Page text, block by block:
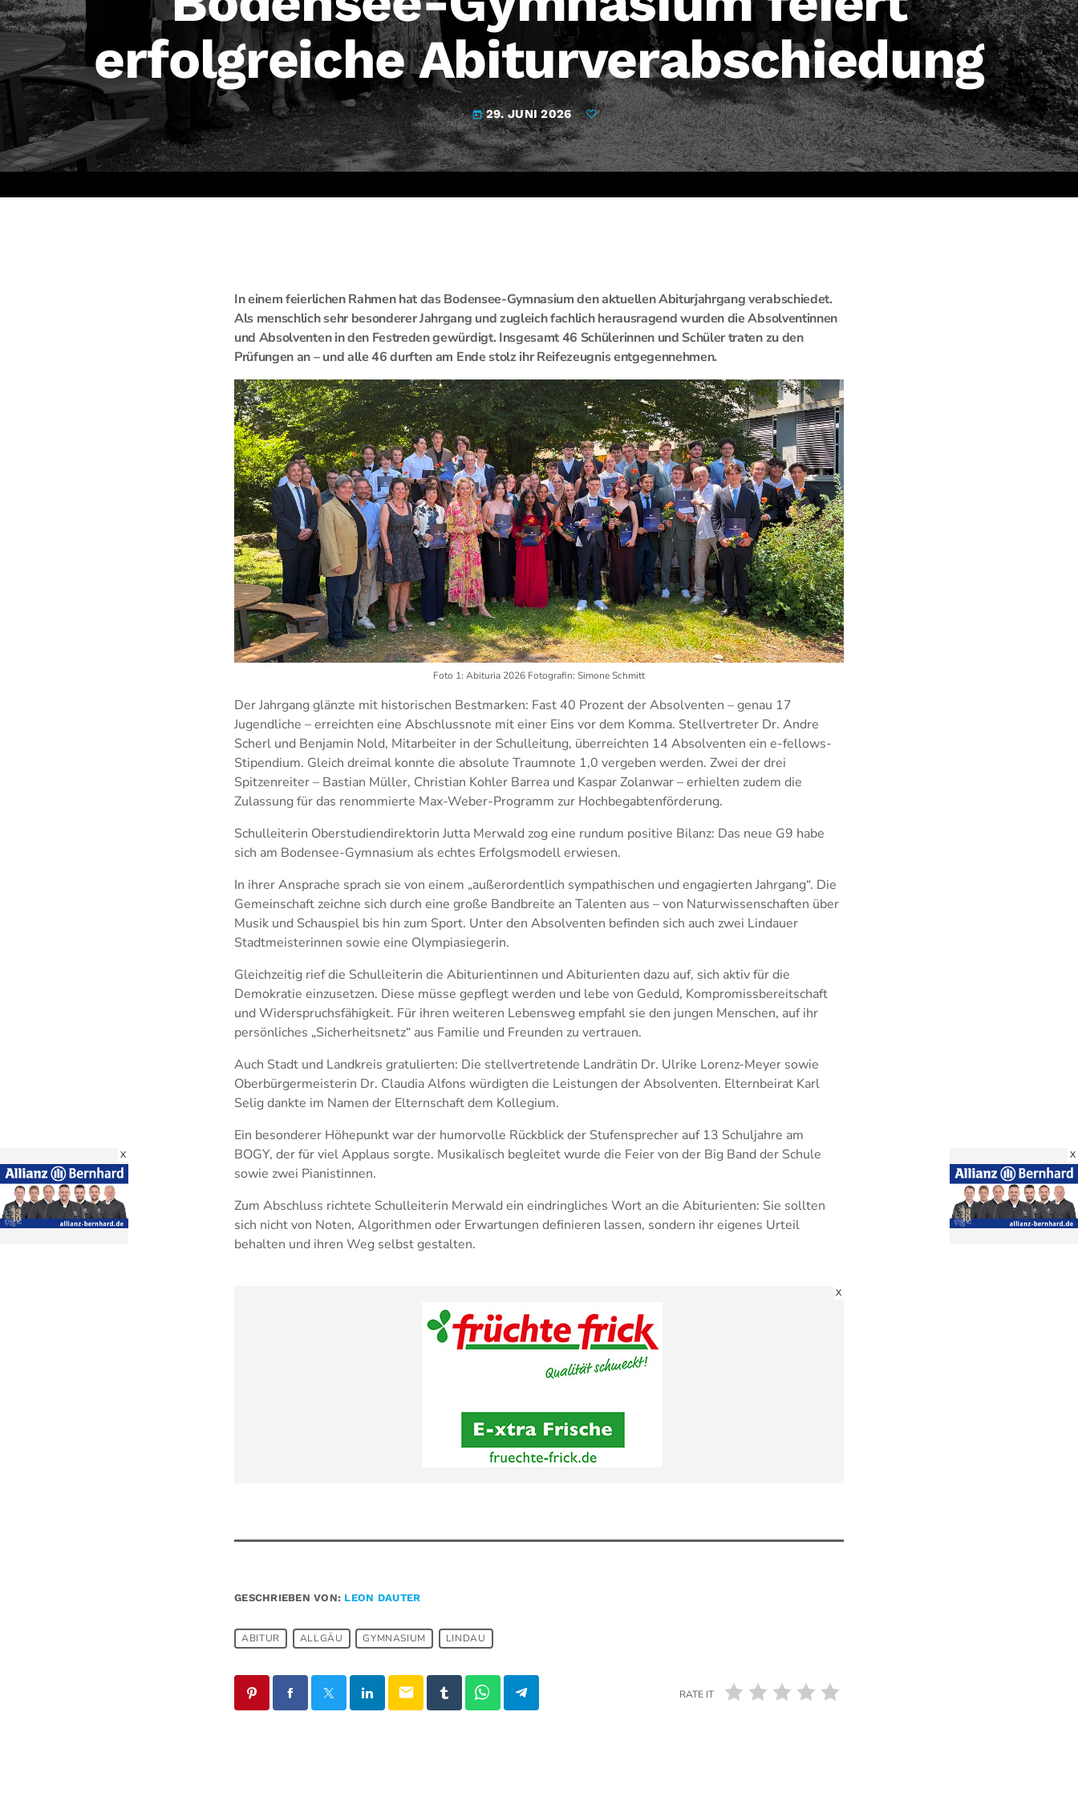
erfolgreiche Abiturverabschiedung
today 29. JUNI 2026
In einem feierlichen Rahmen hat das Bodensee-Gymnasium den aktuellen Abiturjahrgang verabschiedet.
Als menschlich sehr besonderer Jahrgang und zugleich fachlich herausragend wurden die Absolventinnen
und Absolventen in den Festreden gewürdigt. Insgesamt 46 Schülerinnen und Schüler traten zu den
Prüfungen an – und alle 46 durften am Ende stolz ihr Reifezeugnis entgegennehmen.
Foto 1: Abituria 2026 Fotografin: Simone Schmitt
Der Jahrgang glänzte mit historischen Bestmarken: Fast 40 Prozent der Absolventen – genau 17
Jugendliche – erreichten eine Abschlussnote mit einer Eins vor dem Komma. Stellvertreter Dr. Andre
Scherl und Benjamin Nold, Mitarbeiter in der Schulleitung, überreichten 14 Absolventen ein e-fellows-
Stipendium. Gleich dreimal konnte die absolute Traumnote 1,0 vergeben werden. Zwei der drei
Spitzenreiter – Bastian Müller, Christian Kohler Barrea und Kaspar Zolanwar – erhielten zudem die
Zulassung für das renommierte Max-Weber-Programm zur Hochbegabtenförderung.
Schulleiterin Oberstudiendirektorin Jutta Merwald zog eine rundum positive Bilanz: Das neue G9 habe
sich am Bodensee-Gymnasium als echtes Erfolgsmodell erwiesen.
In ihrer Ansprache sprach sie von einem „außerordentlich sympathischen und engagierten Jahrgang“. Die
Gemeinschaft zeichne sich durch eine große Bandbreite an Talenten aus – von Naturwissenschaften über
Musik und Schauspiel bis hin zum Sport. Unter den Absolventen befinden sich auch zwei Lindauer
Stadtmeisterinnen sowie eine Olympiasiegerin.
Gleichzeitig rief die Schulleiterin die Abiturientinnen und Abiturienten dazu auf, sich aktiv für die
Demokratie einzusetzen. Diese müsse gepflegt werden und lebe von Geduld, Kompromissbereitschaft
und Widerspruchsfähigkeit. Für ihren weiteren Lebensweg empfahl sie den jungen Menschen, auf ihr
persönliches „Sicherheitsnetz“ aus Familie und Freunden zu vertrauen.
Auch Stadt und Landkreis gratulierten: Die stellvertretende Landrätin Dr. Ulrike Lorenz-Meyer sowie
Oberbürgermeisterin Dr. Claudia Alfons würdigten die Leistungen der Absolventen. Elternbeirat Karl
Selig dankte im Namen der Elternschaft dem Kollegium.
Ein besonderer Höhepunkt war der humorvolle Rückblick der Stufensprecher auf 13 Schuljahre am
BOGY, der für viel Applaus sorgte. Musikalisch begleitet wurde die Feier von der Big Band der Schule
sowie zwei Pianistinnen.
Zum Abschluss richtete Schulleiterin Merwald ein eindringliches Wort an die Abiturienten: Sie sollten
sich nicht von Noten, Algorithmen oder Erwartungen definieren lassen, sondern ihr eigenes Urteil
behalten und ihren Weg selbst gestalten.
X
GESCHRIEBEN VON: LEON DAUTER
ABITUR ALLGÄU GYMNASIUM LINDAU
email RATE IT
X X